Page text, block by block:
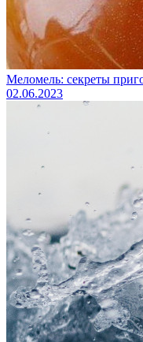
Меломель: секреты
02.06.2023